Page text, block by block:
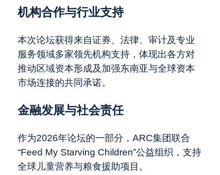
机构合作与行业支持
本次论坛获得来自证券、法律、审计及专业
服务领域多家领先机构支持，体现出各方对
推动区域资本形成及加强东南亚与全球资本
市场连接的共同承诺。
金融发展与社会责任
作为2026年论坛的一部分，ARC集团联合
“Feed My Starving Children”公益组织，支持
全球儿童营养与粮食援助项目。